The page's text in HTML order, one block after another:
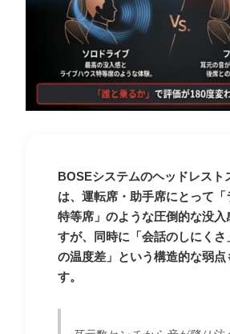
BOSEシステムのヘッドレスト
は、運転席・助手席にとって「
特等席」のような圧倒的な没入
すが、同時に「会話のしにくさ
の温度差」という構造的な弱点
す。